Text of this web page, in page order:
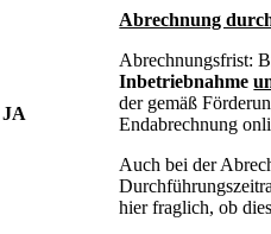
JA
Abrechnung
Abrechnungsfrist:
Inbetriebnahme
der gemäß
Endabrechnung
Auch bei der
hier fraglich, ob